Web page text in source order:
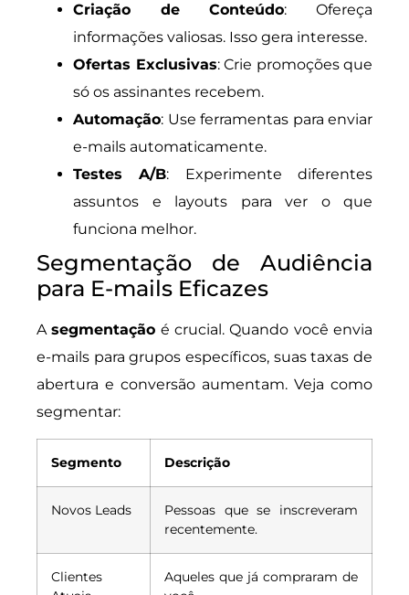
Criação de Conteúdo: Ofereça
informações valiosas. Isso gera interesse.
Ofertas Exclusivas: Crie promoções que
só os assinantes recebem.
Automação: Use ferramentas para enviar
e-mails automaticamente.
Testes A/B: Experimente diferentes
assuntos e layouts para ver o que
funciona melhor.
Segmentação de Audiência
para E-mails Eficazes
Asegmentação é crucial. Quando você envia
e-mails para grupos específicos, suas taxas de
abertura e conversão aumentam. Veja como
segmentar:
Segmento Descrição
Novos Leads
Pessoas que se inscreveram
recentemente.
Clientes
Aqueles que já compraram de